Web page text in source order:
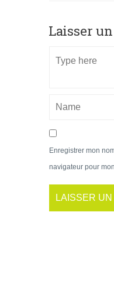
Laisser
Enregistrer mon
navigateur pour